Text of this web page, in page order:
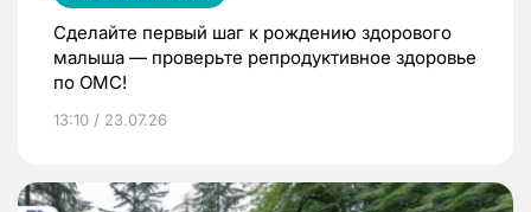
Сделайте первый шаг к рождению здорового
малыша — проверьте репродуктивное здоровье
по ОМС!
13:10 / 23.07.26